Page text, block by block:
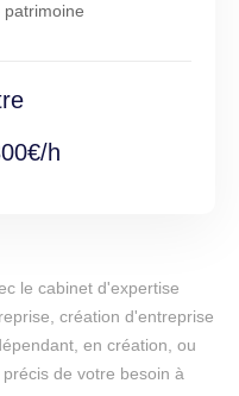
h
le cabinet d'expertise
création d'entreprise
en création, ou
de votre besoin à